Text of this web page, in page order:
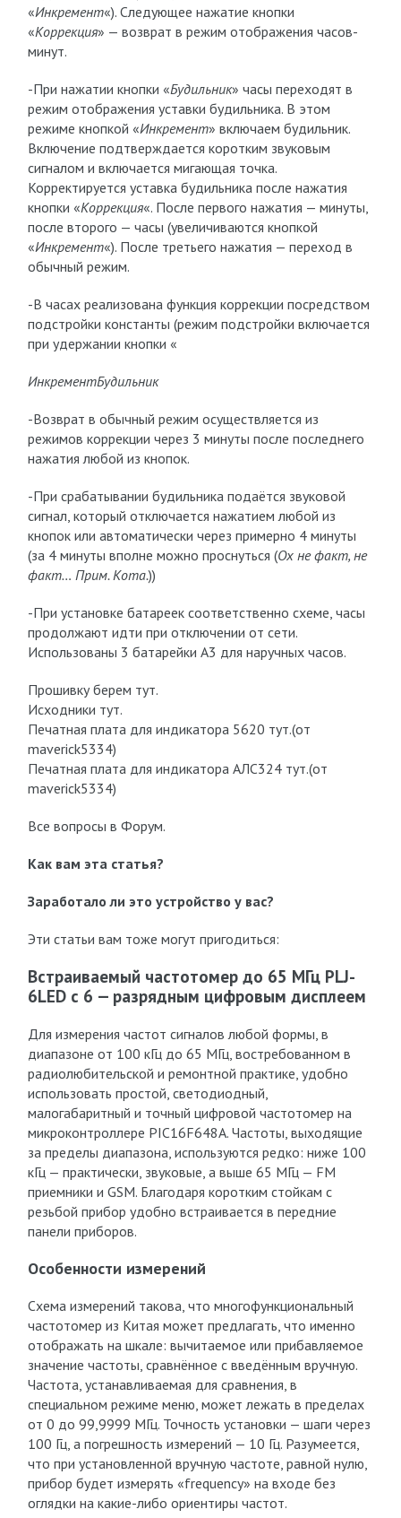
«Инкремент«). Следующее нажатие кнопки
«Коррекция» — возврат в режим отображения часов-
минут.
-При нажатии кнопки «Будильник» часы переходят в
режим отображения уставки будильника. В этом
режиме кнопкой «Инкремент» включаем будильник.
Включение подтверждается коротким звуковым
сигналом и включается мигающая точка.
Корректируется уставка будильника после нажатия
кнопки «Коррекция«. После первого нажатия — минуты,
после второго — часы (увеличиваются кнопкой
«Инкремент«). После третьего нажатия — переход в
обычный режим.
-В часах реализована функция коррекции посредством
подстройки константы (режим подстройки включается
при удержании кнопки «
ИнкрементБудильник
-Возврат в обычный режим осуществляется из
режимов коррекции через 3 минуты после последнего
нажатия любой из кнопок.
-При срабатывании будильника подаётся звуковой
сигнал, который отключается нажатием любой из
кнопок или автоматически через примерно 4 минуты
(за 4 минуты вполне можно проснуться (Ох не факт, не
факт… Прим. Кота.))
-При установке батареек соответственно схеме, часы
продолжают идти при отключении от сети.
Использованы 3 батарейки А3 для наручных часов.
Прошивку берем тут.
Исходники тут.
Печатная плата для индикатора 5620 тут.(от
maverick5334)
Печатная плата для индикатора АЛС324 тут.(от
maverick5334)
Все вопросы в Форум.
Как вам эта статья?
Заработало ли это устройство у вас?
Эти статьи вам тоже могут пригодиться:
Встраиваемый частотомер до 65 МГц PLJ-
6LED с 6 — разрядным цифровым дисплеем
Для измерения частот сигналов любой формы, в
диапазоне от 100 кГц до 65 МГц, востребованном в
радиолюбительской и ремонтной практике, удобно
использовать простой, светодиодный,
малогабаритный и точный цифровой частотомер на
микроконтроллере PIC16F648A. Частоты, выходящие
за пределы диапазона, используются редко: ниже 100
кГц — практически, звуковые, а выше 65 МГц — FM
приемники и GSM. Благодаря коротким стойкам с
резьбой прибор удобно встраивается в передние
панели приборов.
Особенности измерений
Схема измерений такова, что многофункциональный
частотомер из Китая может предлагать, что именно
отображать на шкале: вычитаемое или прибавляемое
значение частоты, сравнённое с введённым вручную.
Частота, устанавливаемая для сравнения, в
специальном режиме меню, может лежать в пределах
от 0 до 99,9999 МГц. Точность установки — шаги через
100 Гц, а погрешность измерений — 10 Гц. Разумеется,
что при установленной вручную частоте, равной нулю,
прибор будет измерять «frequency» на входе без
оглядки на какие-либо ориентиры частот.